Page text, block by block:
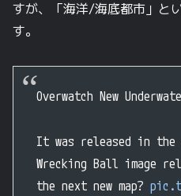
すが、「海洋/海底都市」と
す。
Overwatch New
It was released in the
Wrecking Ball image
the next new map?